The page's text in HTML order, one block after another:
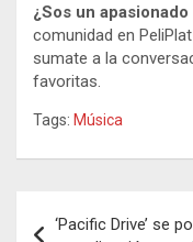
¿Sos un
comunidad en
sumate a la
favoritas.
Tags: Música
‘Pacific Drive’ se